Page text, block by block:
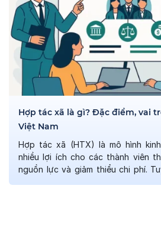
Hợp tác xã là gì? Đặc điểm, vai
Việt Nam
Hợp tác xã (HTX) là mô hình
nhiều lợi ích cho các thành viên
nguồn lực và giảm thiểu chi phí.